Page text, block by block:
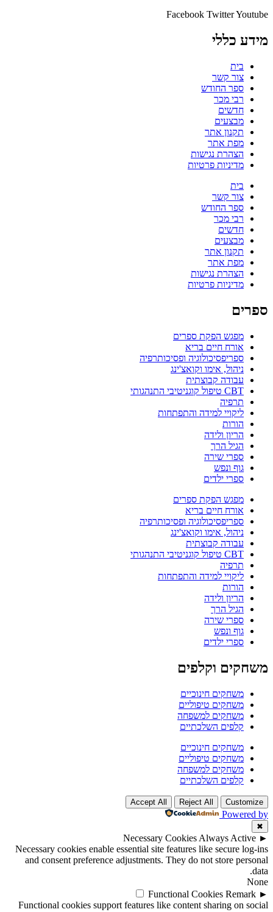
Facebook TwitterYoutube
מידע כללי
בית
צור קשר
ספר החודש
רבי מכר
חדשים
מבצעים
תקנון אתר
מפת אתר
הצהרת נגישות
מדיניות פרטיות
בית
צור קשר
ספר החודש
רבי מכר
חדשים
מבצעים
תקנון אתר
מפת אתר
הצהרת נגישות
מדיניות פרטיות
ספרים
מפגש הפקת ספרים
אורח חיים בריא
ספריפסיכולוגיה ופסיכותרפיה
ניהול, אימו וקואצ'ינג
עבודה קבוצתית
CBT טיפול קוגניטיבי התנהגותי
תרפיה
ליקויי למידה והתפתחות
הורות
הריון ולידה
הגיל הרך
ספרי שירה
גוף ונפש
ספרי ילדים
מפגש הפקת ספרים
אורח חיים בריא
ספריפסיכולוגיה ופסיכותרפיה
ניהול, אימו וקואצ'ינג
עבודה קבוצתית
CBT טיפול קוגניטיבי התנהגותי
תרפיה
ליקויי למידה והתפתחות
הורות
הריון ולידה
הגיל הרך
ספרי שירה
גוף ונפש
ספרי ילדים
משחקים וקלפים
משחקים חינוכיים
משחקים טיפוליים
משחקים למשפחה
קלפים השלכתיים
משחקים חינוכיים
משחקים טיפוליים
משחקים למשפחה
קלפים השלכתיים
Customize
Reject All
Accept All
Powered by
✖
►
Necessary Cookies Always Active
Necessary cookies enable essential site features like secure log-ins
and consent preference adjustments. They do not store personal
data.
None
►
Functional Cookies Remark
Functional cookies support features like content sharing on social